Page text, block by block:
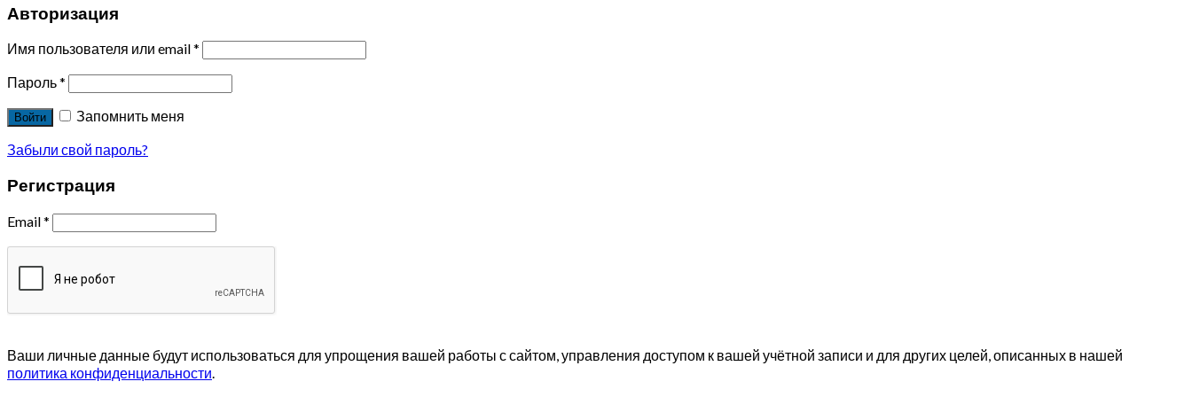
Авторизация
Имя пользователя или email*
Пароль*
Войти
Запомнить меня
Забыли свой пароль?
Регистрация
Email*
Ваши личные данные будут использоваться для упрощения вашей работы с сайтом, управления доступом к вашей учётной записи и для других целей, описанных в нашей
политика конфиденциальности